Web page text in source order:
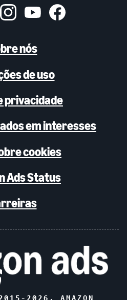
nós
de uso
privacidade
em interesses
cookies
Ads Status
2026 , AMAZON